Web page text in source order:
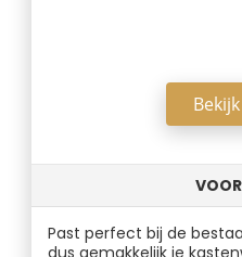
Past perfect bij de
dus gemakkelijk je